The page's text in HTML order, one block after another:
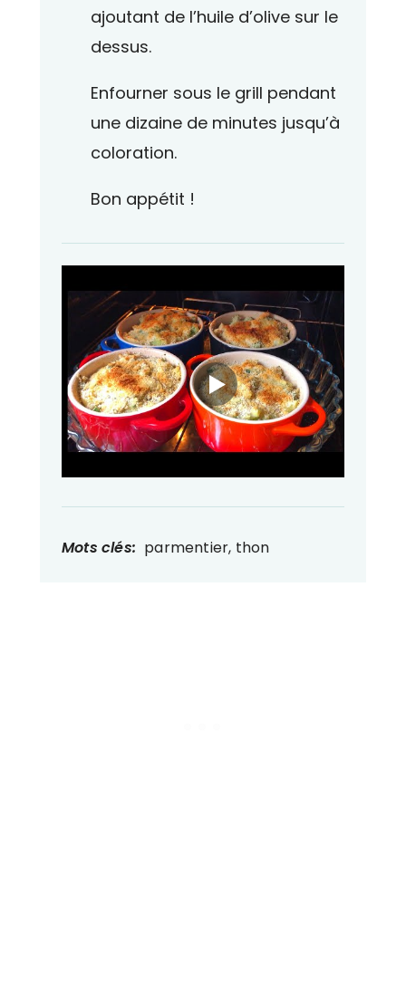
ajoutant de l’huile d’olive sur le
dessus.
Enfourner sous le grill pendant
une dizaine de minutes jusqu’à
coloration.
Bon appétit !
Mots clés: parmentier, thon